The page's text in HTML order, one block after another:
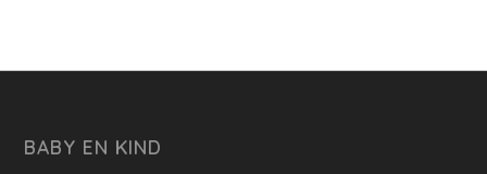
BABY EN KIND